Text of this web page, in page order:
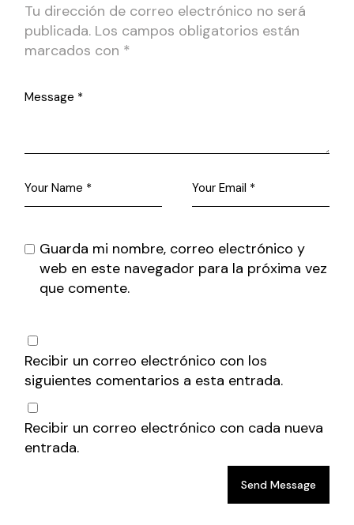
Tu dirección de correo electrónico no será
publicada. Los campos obligatorios están
marcados con *
Guarda mi nombre, correo electrónico y
web en este navegador para la próxima vez
que comente.
Recibir un correo electrónico con los
siguientes comentarios a esta entrada.
Recibir un correo electrónico con cada nueva
entrada.
Send Message